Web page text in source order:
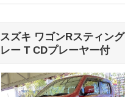
スズキ ワゴンRスティング
レー T CDプレーヤー付